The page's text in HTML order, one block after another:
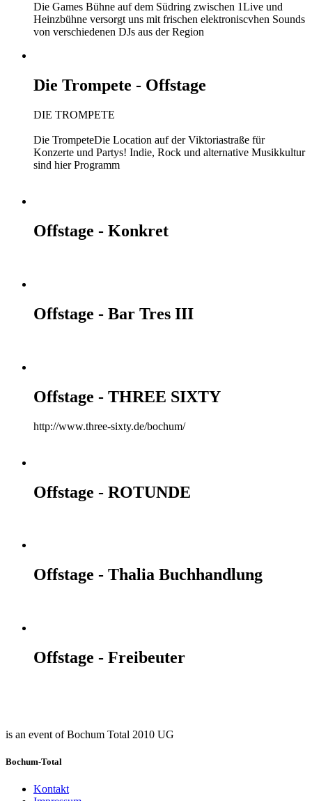
Die Games Bühne auf dem Südring zwischen 1Live und
Heinzbühne versorgt uns mit frischen elektroniscvhen Sounds
von verschiedenen DJs aus der Region
Die Trompete - Offstage
DIE TROMPETE
Die TrompeteDie Location auf der Viktoriastraße für
Konzerte und Partys! Indie, Rock und alternative Musikkultur
sind hier Programm
Offstage - Konkret
Offstage - Bar Tres III
Offstage - THREE SIXTY
http://www.three-sixty.de/bochum/
Offstage - ROTUNDE
Offstage - Thalia Buchhandlung
Offstage - Freibeuter
is an event of Bochum Total 2010 UG
Bochum-Total
Kontakt